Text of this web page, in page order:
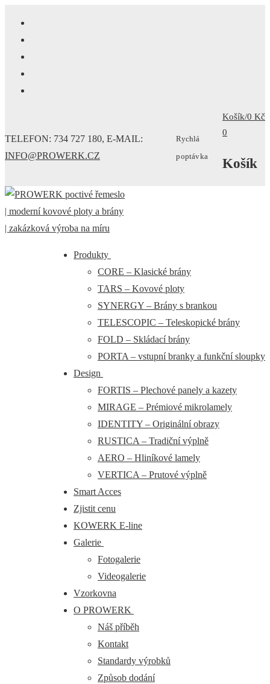
TELEFON: 734 727 180, E-MAIL:
INFO@PROWERK.CZ
Rychlá
poptávka
Košík/0 Kč
0
Košík
Produkty
CORE – Klasické brány
TARS – Kovové ploty
SYNERGY – Brány s brankou
TELESCOPIC – Teleskopické brány
FOLD – Skládací brány
PORTA – vstupní branky a funkční sloupky
Design
FORTIS – Plechové panely a kazety
MIRAGE – Prémiové mikrolamely
IDENTITY – Originální obrazy
RUSTICA – Tradiční výplně
AERO – Hliníkové lamely
VERTICA – Prutové výplně
Smart Acces
Zjistit cenu
KOWERK E-line
Galerie
Fotogalerie
Videogalerie
Vzorkovna
O PROWERK
Náš příběh
Kontakt
Standardy výrobků
Způsob dodání